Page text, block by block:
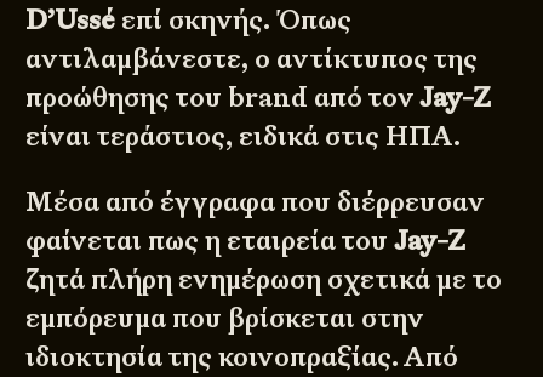
D’Ussé επί σκηνής. Όπως
αντιλαμβάνεστε, ο αντίκτυπος της
προώθησης του brand από τονJay-Z
είναι τεράστιος, ειδικά στις ΗΠΑ.
Μέσα από έγγραφα που διέρρευσαν
φαίνεται πως η εταιρεία τουJay-Z
ζητά πλήρη ενημέρωση σχετικά με το
εμπόρευμα που βρίσκεται στην
ιδιοκτησία της κοινοπραξίας. Από